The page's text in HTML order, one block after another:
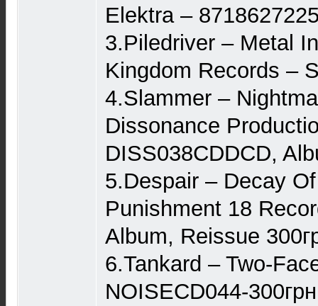
Elektra –
3.Piledriver – Metal
Kingdom Records –
4.Slammer ‎–
Dissonance
DISS038CDDCD,
5.Despair ‎– Decay
Punishment 18
Album, Reissue
6.Tankard – Two-
NOISECD044-300грн